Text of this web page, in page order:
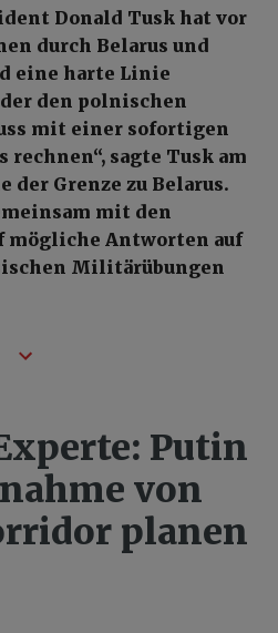
Donald Tusk hat vor
durch Belarus und
eine harte Linie
den polnischen
mit einer sofortigen
sagte Tusk am
der Grenze zu Belarus.
mit den
mögliche Antworten auf
Militärübungen
Putin
von
planen